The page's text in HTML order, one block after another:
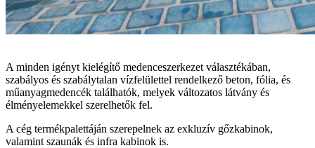
A minden igényt kielégítő medenceszerkezet választékában,
szabályos és szabálytalan vízfelülettel rendelkező beton, fólia, és
műanyagmedencék találhatók, melyek változatos látvány és
élményelemekkel szerelhetők fel.
A cég termékpalettáján szerepelnek az exkluzív gőzkabinok,
valamint szaunák és infra kabinok is.